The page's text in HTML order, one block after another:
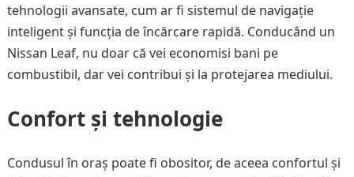
tehnologii avansate, cum ar fi sistemul de navigație
inteligent și funcția de încărcare rapidă. Conducând un
Nissan Leaf, nu doar că vei economisi bani pe
combustibil, dar vei contribui și la protejarea mediului.
Confort și tehnologie
Condusul în oraș poate fi obositor, de aceea confortul și